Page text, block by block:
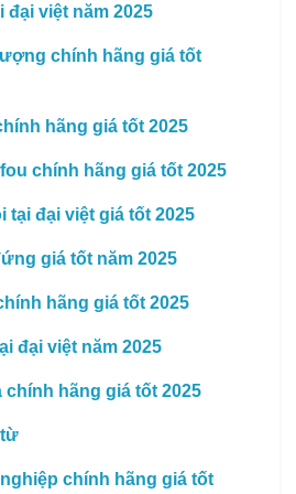
đại việt năm 2025
chính hãng giá tốt
hãng giá tốt 2025
chính hãng giá tốt 2025
tại đại việt giá tốt 2025
giá tốt năm 2025
hãng giá tốt 2025
đại việt năm 2025
chính hãng giá tốt 2025
chính hãng giá tốt